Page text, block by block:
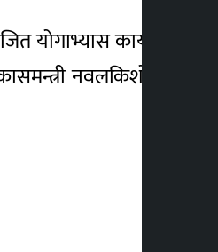
योगाभ्यास कार्यक्रममा
नवलकिशोर